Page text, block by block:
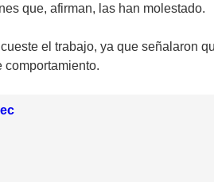
que, afirman, las han molestado.
el trabajo, ya que señalaron
comportamiento.